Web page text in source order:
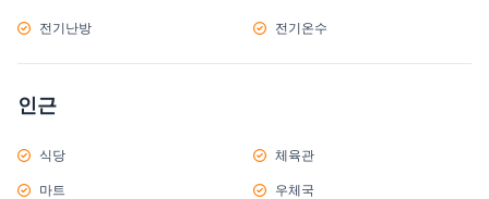
전기난방 전기온수
인근
식당 체육관
마트 우체국